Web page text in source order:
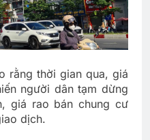
rằng thời gian qua, giá
người dân tạm dừng
giá rao bán chung cư
dịch.